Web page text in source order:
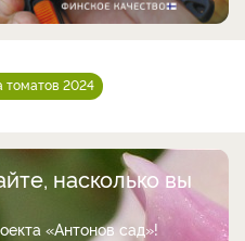
томатов 2024
насколько вы
«Антонов сад»!